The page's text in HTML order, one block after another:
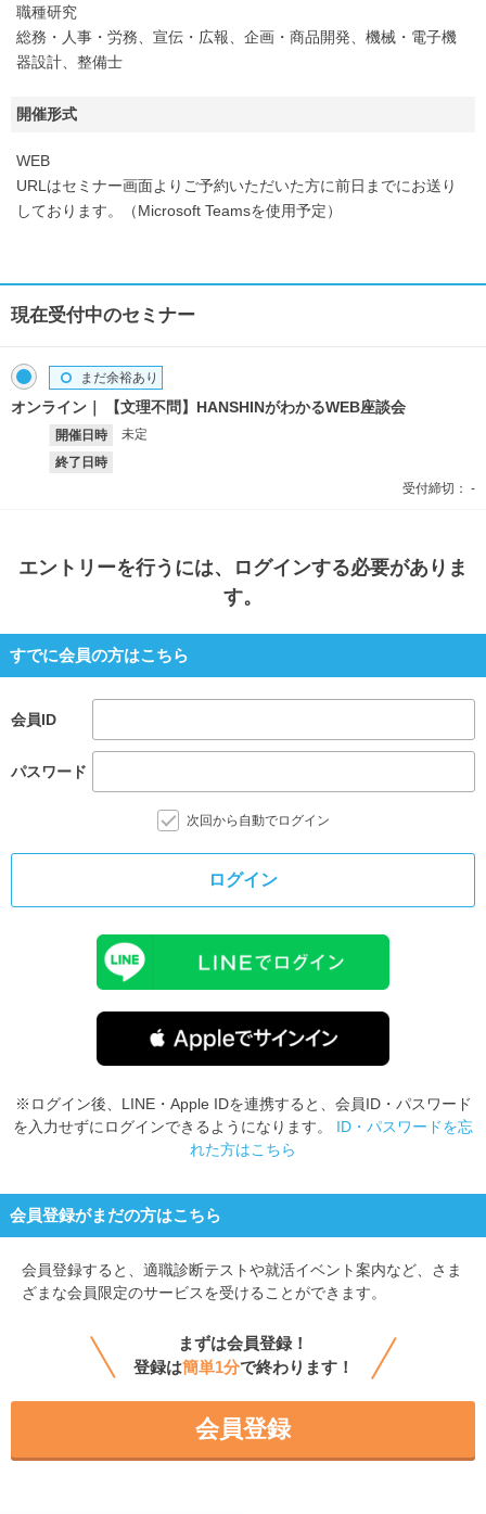
職種研究
総務・人事・労務、宣伝・広報、企画・商品開発、機械・電子機
器設計、整備士
開催形式
WEB
URLはセミナー画面よりご予約いただいた方に前日までにお送り
しております。（Microsoft Teamsを使用予定）
現在受付中のセミナー
オンライン 【文理不問】HANSHINがわかるWEB座談会
開催日時
未定
終了日時
まだ余裕あり
受付締切： -
エントリーを行うには、ログインする必要がありま
す。
すでに会員の方はこちら
会員ID
パスワード
次回から自動でログイン
ログイン
※ログイン後、LINE・Apple IDを連携すると、会員ID・パスワード
を入力せずにログインできるようになります。 ID・パスワードを忘
れた方はこちら
会員登録がまだの方はこちら
会員登録すると、 適職診断テストや就活イベント案内など、さま
ざまな会員限定のサービスを受けることができます。
まずは会員登録！
登録は簡単1分で終わります！
会員登録